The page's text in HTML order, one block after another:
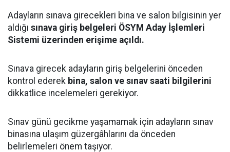
Adayların sınava girecekleri bina ve salon bilgisinin yer
aldığı sınava giriş belgeleri ÖSYM Aday İşlemleri
Sistemi üzerinden erişime açıldı.
Sınava girecek adayların giriş belgelerini önceden
kontrol ederek bina, salon ve sınav saati bilgilerini
dikkatlice incelemeleri gerekiyor.
Sınav günü gecikme yaşamamak için adayların sınav
binasına ulaşım güzergâhlarını da önceden
belirlemeleri önem taşıyor.